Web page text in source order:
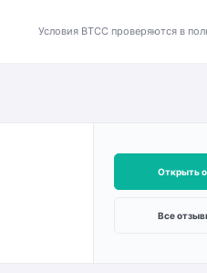
Условия BTCC проверяются в
Открыть
Все